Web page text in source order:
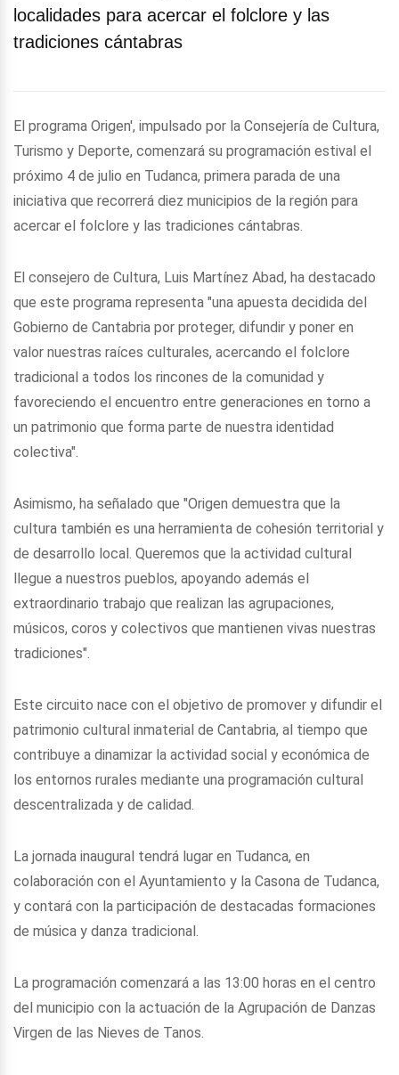
localidades para acercar el folclore y las
tradiciones cántabras
El programa Origen', impulsado por la Consejería de Cultura,
Turismo y Deporte, comenzará su programación estival el
próximo 4 de julio en Tudanca, primera parada de una
iniciativa que recorrerá diez municipios de la región para
acercar el folclore y las tradiciones cántabras.
El consejero de Cultura, Luis Martínez Abad, ha destacado
que este programa representa "una apuesta decidida del
Gobierno de Cantabria por proteger, difundir y poner en
valor nuestras raíces culturales, acercando el folclore
tradicional a todos los rincones de la comunidad y
favoreciendo el encuentro entre generaciones en torno a
un patrimonio que forma parte de nuestra identidad
colectiva".
Asimismo, ha señalado que "Origen demuestra que la
cultura también es una herramienta de cohesión territorial y
de desarrollo local. Queremos que la actividad cultural
llegue a nuestros pueblos, apoyando además el
extraordinario trabajo que realizan las agrupaciones,
músicos, coros y colectivos que mantienen vivas nuestras
tradiciones".
Este circuito nace con el objetivo de promover y difundir el
patrimonio cultural inmaterial de Cantabria, al tiempo que
contribuye a dinamizar la actividad social y económica de
los entornos rurales mediante una programación cultural
descentralizada y de calidad.
La jornada inaugural tendrá lugar en Tudanca, en
colaboración con el Ayuntamiento y la Casona de Tudanca,
y contará con la participación de destacadas formaciones
de música y danza tradicional.
La programación comenzará a las 13:00 horas en el centro
del municipio con la actuación de la Agrupación de Danzas
Virgen de las Nieves de Tanos.